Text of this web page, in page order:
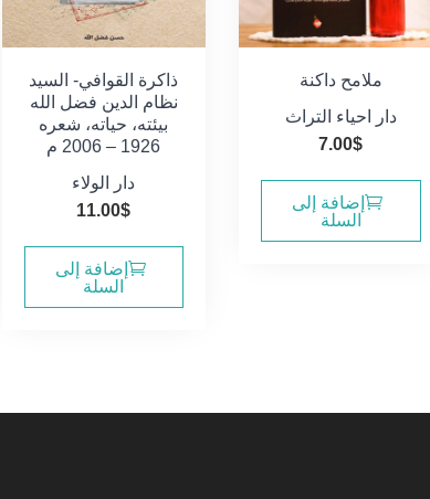
ملامح داكنة
دار احياء التراث
7.00$
إضافة إلى
السلة
ذاكرة القوافي- السيد
نظام الدين فضل الله
بيئته، حياته، شعره
1926 – 2006 م
دار الولاء
11.00$
إضافة إلى
السلة